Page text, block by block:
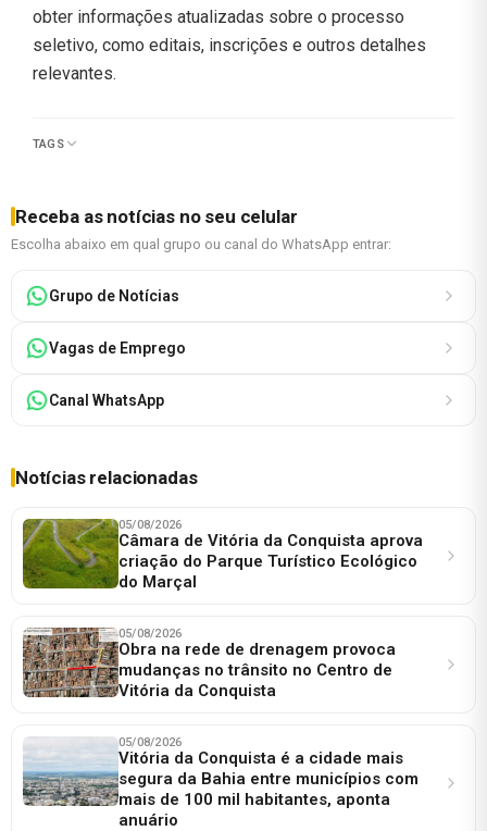
obter informações atualizadas sobre o processo
seletivo, como editais, inscrições e outros detalhes
relevantes.
TAGS
Receba as notícias no seu celular
Escolha abaixo em qual grupo ou canal do WhatsApp entrar:
Grupo de Notícias
Vagas de Emprego
Canal WhatsApp
Notícias relacionadas
05/08/2026
Câmara de Vitória da Conquista aprova
criação do Parque Turístico Ecológico
do Marçal
05/08/2026
Obra na rede de drenagem provoca
mudanças no trânsito no Centro de
Vitória da Conquista
05/08/2026
Vitória da Conquista é a cidade mais
segura da Bahia entre municípios com
mais de 100 mil habitantes, aponta
anuário